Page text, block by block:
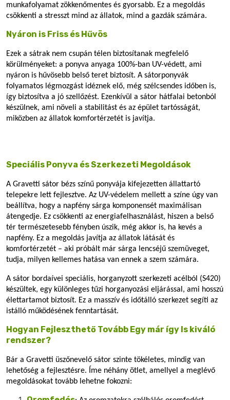
munkafolyamat zökkenőmentes és gyorsabb. Ez a megoldás
csökkenti a stresszt mind az állatok, mind a gazdák számára.
Nyáron is Friss és Hűvös
Ezek a sátrak nem csupán télen biztosítanak megfelelő
körülményeket: a ponyva anyaga 100%-ban UV-védett, ami
nyáron is hűvösebb belső teret biztosít. A sátorponyvák
folyamatos légmozgást idéznek elő, még szélcsendes időben is,
így biztosítva a jó szellőzést. Ezenkívül a sátor hátfalai betonból
készülnek, ami növeli a stabilitást és az épület tartósságát,
miközben az állatok komfortérzetét is javítja.
Speciális Ponyva és Szerkezeti Megoldások
A Gravetti sátor bézs színű ponyvája kifejezetten állattartó
telepekre lett fejlesztve. Az UV-védelem mellett a színe úgy van
beállítva, hogy a napfény sárga komponensét maximálisan
átengedje. Ez csökkenti az energiafelhasználást, hiszen a belső
tér természetesebb fényben úszik, még akkor is, ha kevés a
napfény. Ez a megoldás javítja az állatok látását és
komfortérzetét – aki próbált már sárga lencséjű szemüveget,
tudja, milyen kellemes hatása van ennek a szem számára.
A sátor bordaívei speciális, horganyzott szerkezeti acélból (S420)
készültek, egy különleges tűzi horganyozási eljárással, ami hosszú
élettartamot biztosít. Ez a masszív és időtálló szerkezet segíti az
istálló működésének fenntartását.
Hogyan Fejleszthető Tovább Egy már így Is kiváló
rendszer?
Bár a Gravetti üszőnevelő sátor szinte tökéletes, mindig van
lehetőség a fejlesztésre. Íme néhány ötlet, amellyel a meglévő
megoldásokat tovább lehetne fokozni: